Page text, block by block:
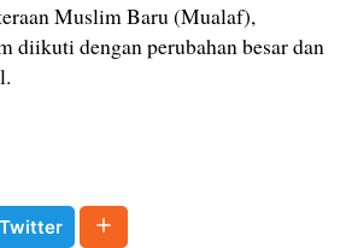
Muslim Baru (Mualaf),
diikuti dengan perubahan besar dan